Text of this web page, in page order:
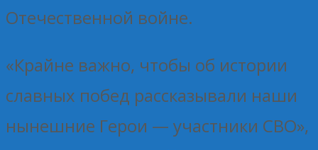
Отечественной войне.
«Крайне важно, чтобы об истории
славных побед рассказывали наши
нынешние Герои — участники СВО»,